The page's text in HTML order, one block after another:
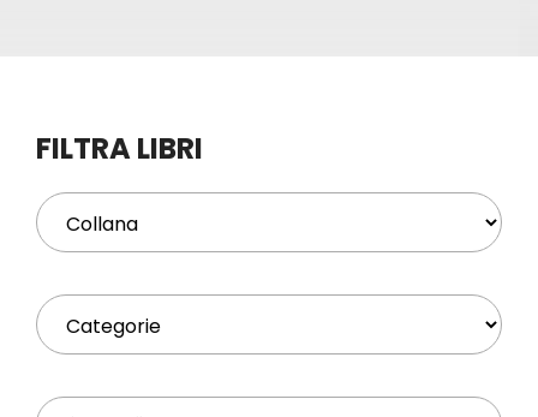
Profilo
FILTRA LIBRI